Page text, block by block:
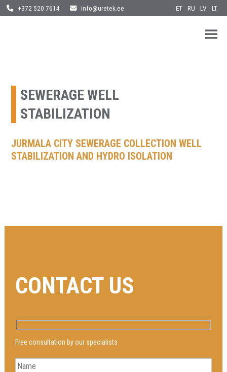
content
+372 520 7614 info@uretek.ee ET RU LV LT
SEWERAGE WELL
STABILIZATION
JURMALA CITY SEWERAGE COLLECTION WELL
STABILIZATION AND HYDRO ISOLATION
CONTACT US
Free consultation by our specialists